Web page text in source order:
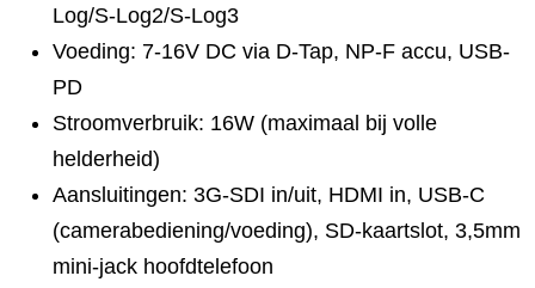
Log/S-Log2/S-Log3
Voeding: 7-16V DC via D-Tap, NP-F accu, USB-
PD
Stroomverbruik: 16W (maximaal bij volle
helderheid)
Aansluitingen: 3G-SDI in/uit, HDMI in, USB-C
(camerabediening/voeding), SD-kaartslot, 3,5mm
mini-jack hoofdtelefoon